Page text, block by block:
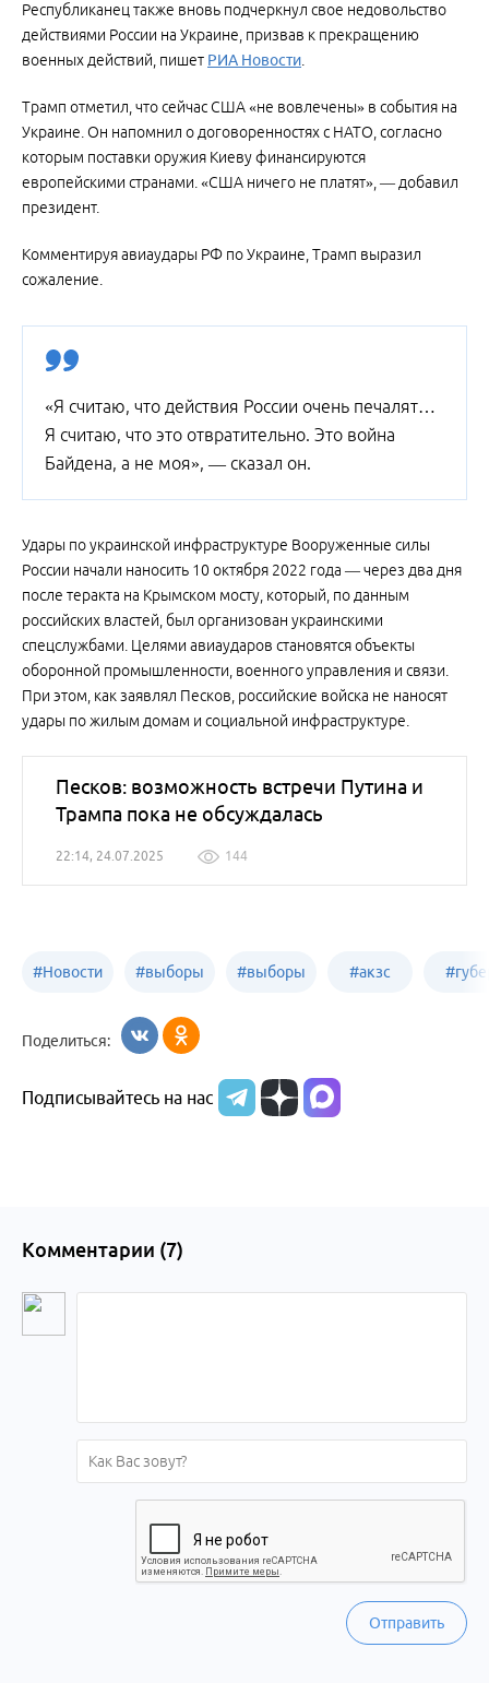
Республиканец также вновь подчеркнул свое недовольство
действиями России на Украине, призвав к прекращению
военных действий, пишет РИА Новости
Трамп отметил, что сейчас США «не вовлечены» в события на
Украине. Он напомнил о договоренностях с НАТО, согласно
которым поставки оружия Киеву финансируются
европейскими странами. «США ничего не платят», — добавил
президент.
Комментируя авиаудары РФ по Украине, Трамп выразил
сожаление.
«Я считаю, что действия России очень печалят…
Я считаю, что это отвратительно. Это война
Байдена, а не моя», — сказал он.
Удары по украинской инфраструктуре Вооруженные силы
России начали наносить 10 октября 2022 года — через два дня
после теракта на Крымском мосту, который, по данным
российских властей, был организован украинскими
спецслужбами. Целями авиаударов становятся объекты
оборонной промышленности, военного управления и связи.
При этом, как заявлял Песков, российские войска не наносят
удары по жилым домам и социальной инфраструктуре.
Песков: возможность встречи Путина и
Трампа пока не обсуждалась
22:14, 24.07.2025 144
#Новости #выборы
в Бийске
#выборы #акзс #
Поделиться:
Подписывайтесь на нас
Комментарии (7)
Отправить